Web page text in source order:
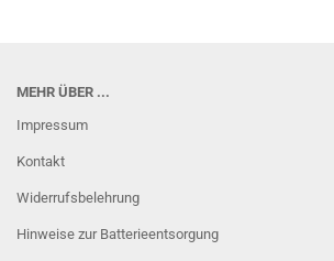
MEHR ÜBER ...
Impressum
Kontakt
Widerrufsbelehrung
Hinweise zur Batterieentsorgung